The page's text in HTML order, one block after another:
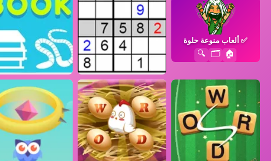
✅ألعاب منوعة حلوة
🏠
🗂️
🔍